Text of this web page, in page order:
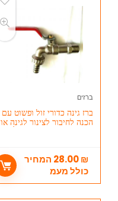
ברזים
ברז גינה כדורי זול ופשוט עם
הכנה לחיבור לצינור לגינה או
28.00₪
המחיר
כולל מעמ